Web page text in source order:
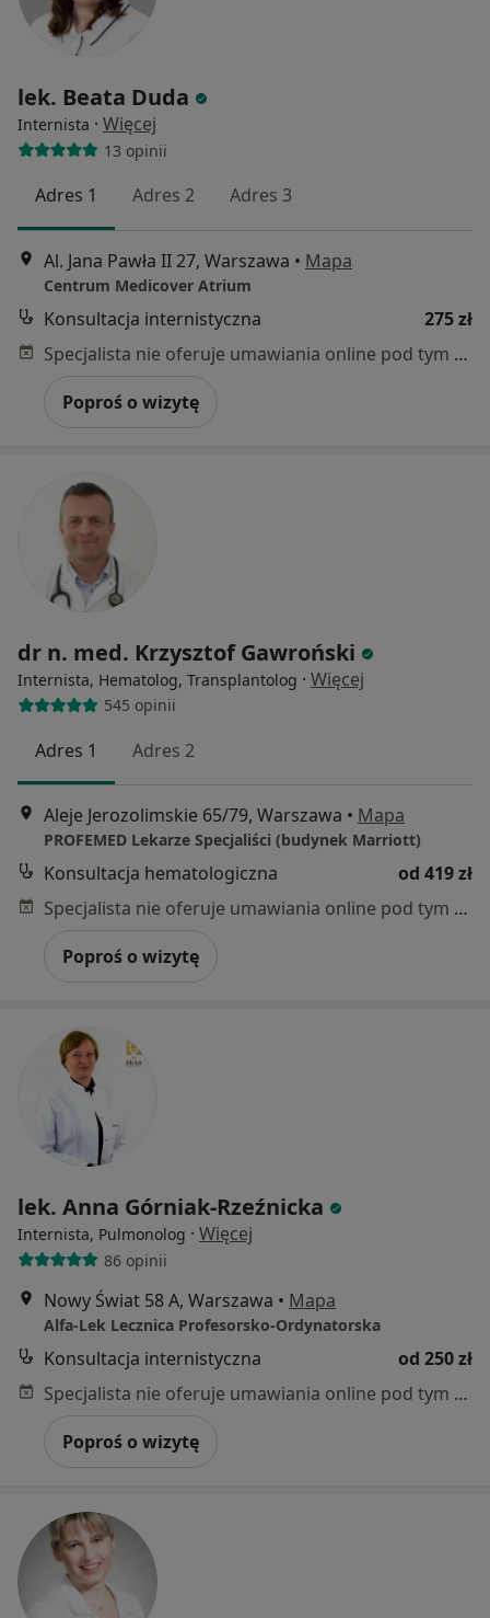
lek. Beata Duda
Internista · Więcej
13 opinii
Adres 1 Adres 2 Adres 3
Al. Jana Pawła II 27, Warszawa • Mapa
Centrum Medicover Atrium
Konsultacja internistyczna
275 zł
Specjalista nie oferuje umawiania online pod tym adresem.
Poproś o wizytę
dr n. med. Krzysztof Gawroński
Internista, Hematolog, Transplantolog · Więcej
545 opinii
Adres 1 Adres 2
Aleje Jerozolimskie 65/79, Warszawa • Mapa
PROFEMED Lekarze Specjaliści (budynek Marriott)
Konsultacja hematologiczna
od 419 zł
Specjalista nie oferuje umawiania online pod tym adresem.
Poproś o wizytę
lek. Anna Górniak-Rzeźnicka
Internista, Pulmonolog · Więcej
86 opinii
Nowy Świat 58 A, Warszawa • Mapa
Alfa-Lek Lecznica Profesorsko-Ordynatorska
Konsultacja internistyczna
od 250 zł
Specjalista nie oferuje umawiania online pod tym adresem.
Poproś o wizytę